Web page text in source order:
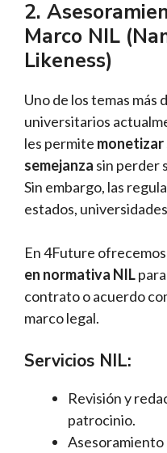
2.
Marco NIL
Likeness)
Uno de los temas más
universitarios
les permite monetizar
semejanza sin perder
Sin embargo, las
estados,
En 4Future
en normativa NIL
contrato o acuerdo
marco legal.
Servicios NIL:
Revisión y
patrocinio.
Asesoramiento